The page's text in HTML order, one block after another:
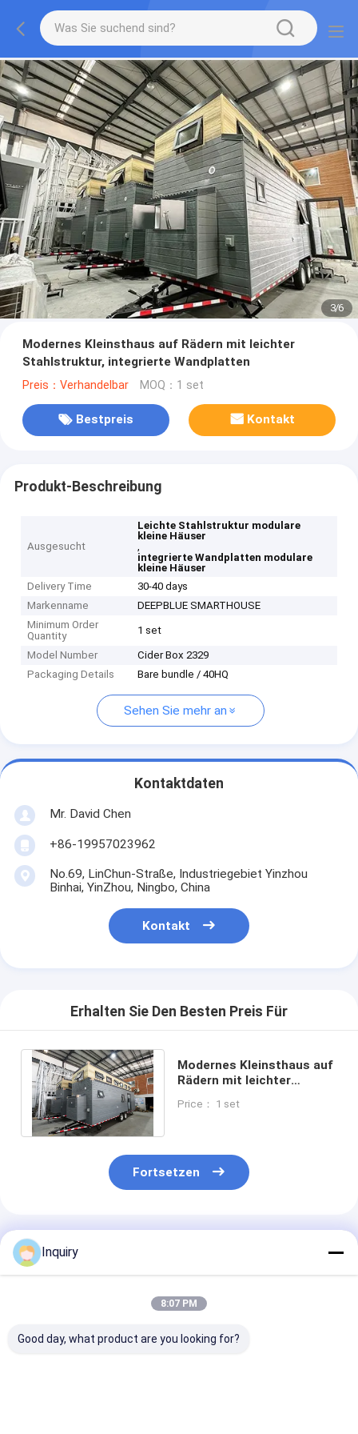
3/6
Modernes Kleinsthaus auf Rädern mit leichter
Stahlstruktur, integrierte Wandplatten
Preis：Verhandelbar MOQ：1 set
Bestpreis Kontakt
Produkt-Beschreibung
Ausgesucht
Leichte Stahlstruktur modulare
kleine Häuser
,
integrierte Wandplatten modulare
kleine Häuser
Delivery Time
30-40 days
Markenname
DEEPBLUE SMARTHOUSE
Minimum Order
Quantity
1 set
Model Number
Cider Box 2329
Packaging Details
Bare bundle / 40HQ
Sehen Sie mehr an
Kontaktdaten
Mr. David Chen
+86-19957023962
No.69, LinChun-Straße, Industriegebiet Yinzhou
Binhai, YinZhou, Ningbo, China
Kontakt
Erhalten Sie Den Besten Preis Für
Modernes Kleinsthaus auf
Rädern mit leichter
Wandplatten
Price： 1 set
Fortsetzen
Empfohlene Produkte
Inquiry
8:07 PM
Good day, what product are you looking for?